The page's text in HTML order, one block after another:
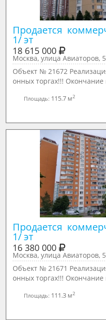
Продается
1/ эт
18 615 000
Москва, улица Авиаторов, 5
Объект № 21672
онных торгах!!! Окончание
Площадь: 115.7 м2
Продается
1/ эт
16 380 000
Москва, улица Авиаторов,
Объект № 21671
онных торгах!!! Окончание
Площадь: 111.3 м2